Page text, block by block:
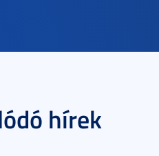
hírek